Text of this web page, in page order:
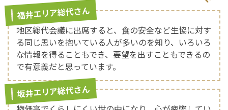
福井エリア総代さん
地区総代会議に出席すると、食の安全など生協に対す
る同じ思いを抱いている人が多いのを知り、いろいろ
な情報を得ることもでき、要望を出すこともできるの
で有意義だと思っています。
坂井エリア総代さん